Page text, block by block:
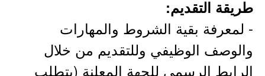
طريقة التقديم:
- لمعرفة بقية الشروط والمهارات
والوصف الوظيفي وللتقديم من خلال
الرابط الرسمي للجهة المعلنة (يتطلب